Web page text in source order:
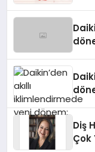
Diş
Çok